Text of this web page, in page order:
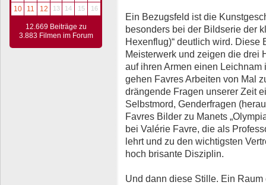
10
11 12 13 14 15 16
12.669 Beiträge zu
3.883 Filmen im Forum
Ein Bezugsfeld ist die
besonders bei der Bildserie der
Hexenflug)“ deutlich wird.
Meisterwerk und zeigen die drei
auf ihren Armen einen
gehen Favres Arbeiten von Mal
drängende Fragen unserer Zeit
Selbstmord, Genderfragen
Favres Bilder zu Manets
bei Valérie Favre, die als
lehrt und zu den wichtigsten
hoch brisante Disziplin.
Und dann diese Stille. Ein